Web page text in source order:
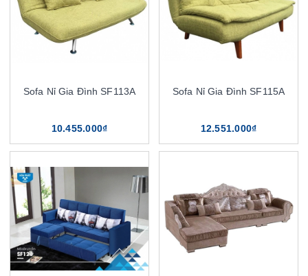
Sofa Nỉ Gia Đình SF113A
10.455.000₫
Sofa Nỉ Gia Đình SF115A
12.551.000₫